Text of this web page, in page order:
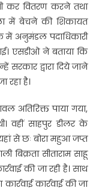
कर वितरण करने तथा
में बेचने की शिकायत
में अनुमंडल पदाधिकारी
एसडीओ ने बताया कि
सरकार द्वारा दिये जाने
रहा है।
अतिरिक्त पाया गया,
वहीं साहपुर डीलर के
से छः बोरा महुआ जप्त
बिक्रता सीताराम साहू
की जा रही है। साथ
कार्रवाई की जा